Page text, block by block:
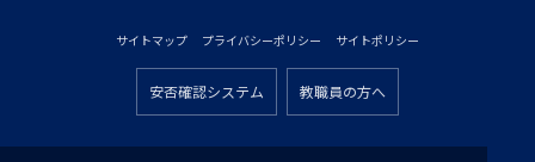
タ
サイトマップ プライバシーポリシー サイトポリシー
ッ
安否確認システム 教職員の方へ